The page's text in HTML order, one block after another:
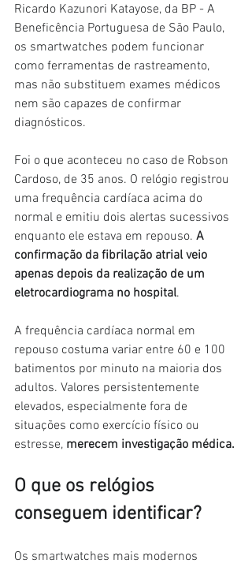
Ricardo Kazunori Katayose, da BP - A
Beneficência Portuguesa de São Paulo,
os smartwatches podem funcionar
como ferramentas de rastreamento,
mas não substituem exames médicos
nem são capazes de confirmar
diagnósticos.
Foi o que aconteceu no caso de Robson
Cardoso, de 35 anos. O relógio registrou
uma frequência cardíaca acima do
normal e emitiu dois alertas sucessivos
enquanto ele estava em repouso. A
confirmação da fibrilação atrial veio
apenas depois da realização de um
eletrocardiograma no hospital.
A frequência cardíaca normal em
repouso costuma variar entre 60 e 100
batimentos por minuto na maioria dos
adultos. Valores persistentemente
elevados, especialmente fora de
situações como exercício físico ou
estresse, merecem investigação médica.
O que os relógios
conseguem identificar?
Os smartwatches mais modernos